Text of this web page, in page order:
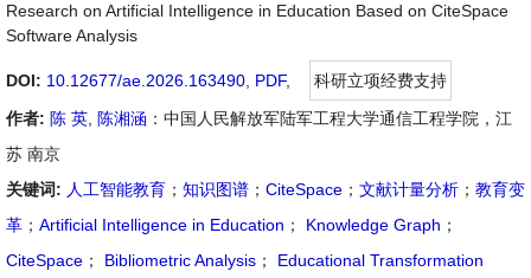
Research on Artificial Intelligence in Education Based on CiteSpace
Software Analysis
DOI: 10.12677/ae.2026.163490 PDF,
科研立项经费支持
作者: 陈 英 陈湘涵 ：中国人民解放军陆军工程大学通信工程学院，江
苏 南京
关键词: 人工智能教育 ； 知识图谱 ； CiteSpace ； 文献计量分析 ； 教育变
革 ； Artificial Intelligence in Education ； Knowledge Graph ；
CiteSpace ； Bibliometric Analysis ； Educational Transformation